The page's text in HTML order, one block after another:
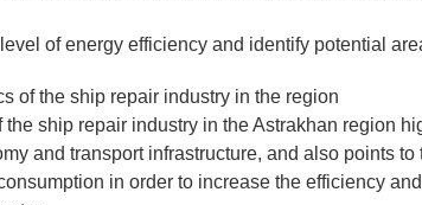
of energy efficiency and identify potential
of the ship repair industry in the region
ship repair industry in the Astrakhan region
and transport infrastructure, and also points
in order to increase the efficiency